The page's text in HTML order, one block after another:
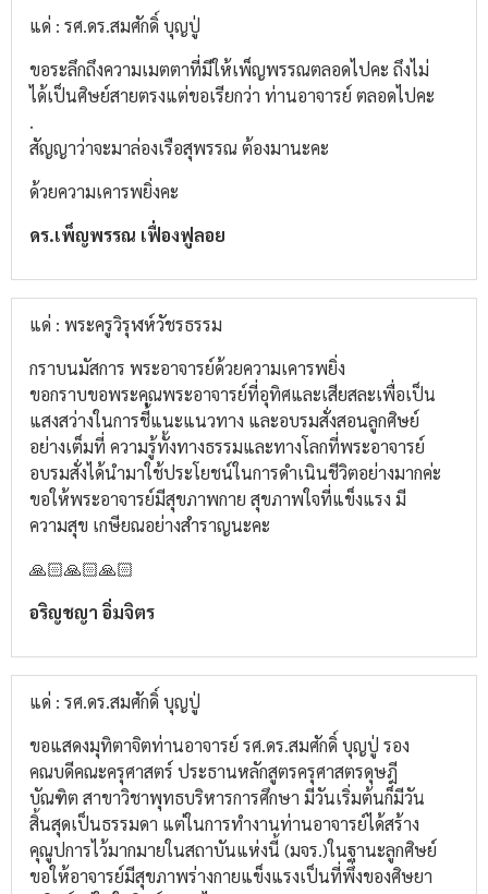
แด่ : รศ.ดร.สมศักดิ์ บุญปู่
ขอระลึกถึงความเมตตาที่มีให้เพ็ญพรรณตลอดไปคะ ถึงไม่
ได้เป็นศิษย์สายตรงแต่ขอเรียกว่า ท่านอาจารย์ ตลอดไปคะ
.
สัญญาว่าจะมาล่องเรือสุพรรณ ต้องมานะคะ
ด้วยความเคารพยิ่งคะ
ดร.เพ็ญพรรณ เฟื่องฟูลอย
แด่ : พระครูวิรุฬห์วัชรธรรม
กราบนมัสการ พระอาจารย์ด้วยความเคารพยิ่ง
ขอกราบขอพระคุณพระอาจารย์ที่อุทิศและเสียสละเพื่อเป็น
แสงสว่างในการชี้แนะแนวทาง และอบรมสั่งสอนลูกศิษย์
อย่างเต็มที่ ความรู้ทั้งทางธรรมและทางโลกที่พระอาจารย์
อบรมสั่งได้นำมาใช้ประโยชน์ในการดำเนินชีวิตอย่างมากค่ะ
ขอให้พระอาจารย์มีสุขภาพกาย สุขภาพใจที่แข็งแรง มี
ความสุข เกษียณอย่างสำราญนะคะ
🙏🏻🙏🏻🙏🏻
อริญชญา อิ่มจิตร
แด่ : รศ.ดร.สมศักดิ์ บุญปู่
ขอแสดงมุทิตา​จิต​ท่านอาจารย์​ รศ.ดร.สมศักดิ์​ บุญ​ปู่​ รอง
คณบดี​คณะครุศาสตร์​ ประธานหลักสูตร​ครุศาสตร​ดุษฎี​
บัณฑิต​ สาขา​วิชา​พุทธ​บริหาร​การศึกษา​ มีวันเริ่มต้นก็มีวัน
สิ้นสุดเป็นธรรมดา​ แต่ในการทำงานท่านอาจารย์​ได้สร้าง
คุณูปการ​ไว้มากมายในสถาบันแห่งนี้​ (มจร.)​ในฐานะ​ลูกศิษย์​
ขอให้อาจารย์​มีสุขภาพ​ร่างกาย​แข็งแรง​เป็นที่พึ่งของศิษยา